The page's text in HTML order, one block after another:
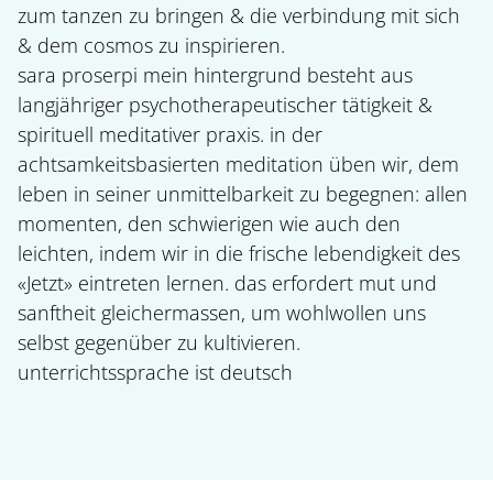
zum tanzen zu bringen & die verbindung mit sich
& dem cosmos zu inspirieren.
sara proserpi mein hintergrund besteht aus
langjähriger psychotherapeutischer tätigkeit &
spirituell meditativer praxis. in der
achtsamkeitsbasierten meditation üben wir, dem
leben in seiner unmittelbarkeit zu begegnen: allen
momenten, den schwierigen wie auch den
leichten, indem wir in die frische lebendigkeit des
«Jetzt» eintreten lernen. das erfordert mut und
sanftheit gleichermassen, um wohlwollen uns
selbst gegenüber zu kultivieren.
unterrichtssprache ist deutsch